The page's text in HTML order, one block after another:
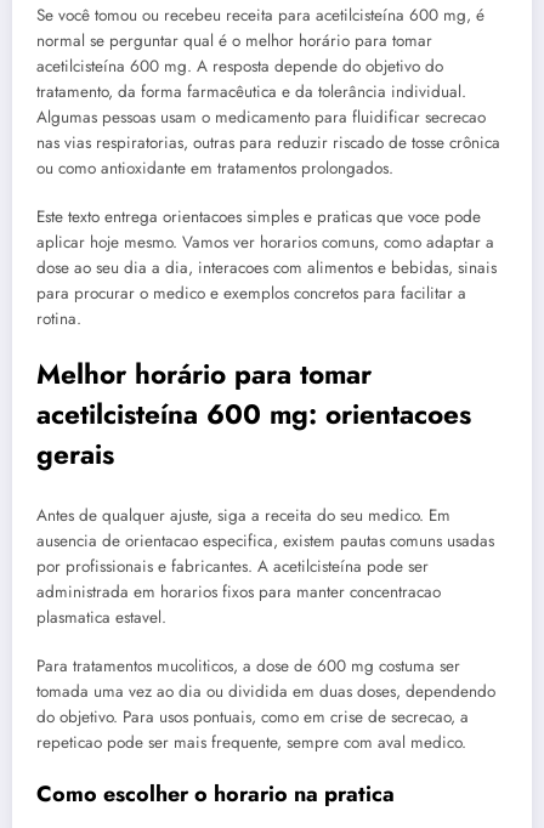
Se você tomou ou recebeu receita para acetilcisteína 600 mg, é
normal se perguntar qual é o melhor horário para tomar
acetilcisteína 600 mg. A resposta depende do objetivo do
tratamento, da forma farmacêutica e da tolerância individual.
Algumas pessoas usam o medicamento para fluidificar secrecao
nas vias respiratorias, outras para reduzir riscado de tosse crônica
ou como antioxidante em tratamentos prolongados.
Este texto entrega orientacoes simples e praticas que voce pode
aplicar hoje mesmo. Vamos ver horarios comuns, como adaptar a
dose ao seu dia a dia, interacoes com alimentos e bebidas, sinais
para procurar o medico e exemplos concretos para facilitar a
rotina.
Melhor horário para tomar
acetilcisteína 600 mg: orientacoes
gerais
Antes de qualquer ajuste, siga a receita do seu medico. Em
ausencia de orientacao especifica, existem pautas comuns usadas
por profissionais e fabricantes. A acetilcisteína pode ser
administrada em horarios fixos para manter concentracao
plasmatica estavel.
Para tratamentos mucoliticos, a dose de 600 mg costuma ser
tomada uma vez ao dia ou dividida em duas doses, dependendo
do objetivo. Para usos pontuais, como em crise de secrecao, a
repeticao pode ser mais frequente, sempre com aval medico.
Como escolher o horario na pratica